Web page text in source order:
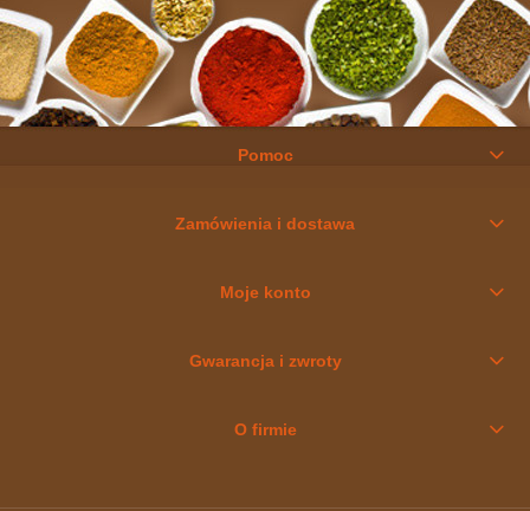
Pomoc
Zamówienia i dostawa
Moje konto
Gwarancja i zwroty
O firmie